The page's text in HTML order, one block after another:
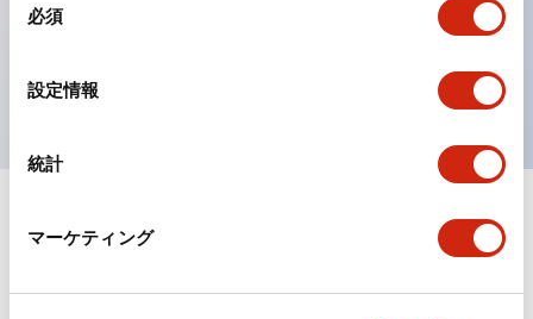
必須
設定情報
統計
マーケティング
各方向のレバー動作は用途に合わせて組み合わせ自由
を完備（ARNL形）
ドキュメントとファイル